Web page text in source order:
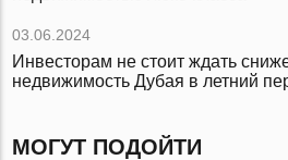
03.06.2024
Инвесторам не стоит ждать
недвижимость Дубая в летний
МОГУТ ПОДОЙТИ